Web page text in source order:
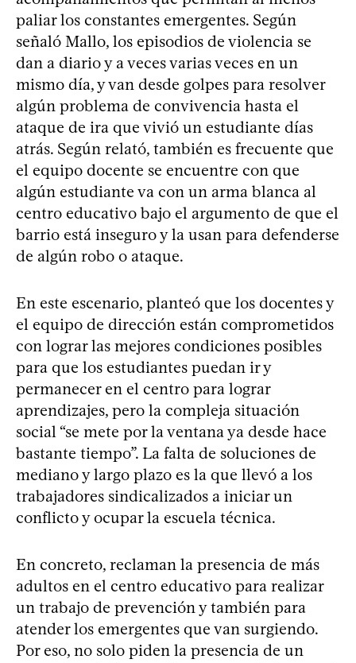
paliar los constantes emergentes. Según
señaló Mallo, los episodios de violencia se
dan a diario y a veces varias veces en un
mismo día, y van desde golpes para resolver
algún problema de convivencia hasta el
ataque de ira que vivió un estudiante días
atrás. Según relató, también es frecuente que
el equipo docente se encuentre con que
algún estudiante va con un arma blanca al
centro educativo bajo el argumento de que el
barrio está inseguro y la usan para defenderse
de algún robo o ataque.
En este escenario, planteó que los docentes y
el equipo de dirección están comprometidos
con lograr las mejores condiciones posibles
para que los estudiantes puedan ir y
permanecer en el centro para lograr
aprendizajes, pero la compleja situación
social “se mete por la ventana ya desde hace
bastante tiempo”. La falta de soluciones de
mediano y largo plazo es la que llevó a los
trabajadores sindicalizados a iniciar un
conflicto y ocupar la escuela técnica.
En concreto, reclaman la presencia de más
adultos en el centro educativo para realizar
un trabajo de prevención y también para
atender los emergentes que van surgiendo.
Por eso, no solo piden la presencia de un